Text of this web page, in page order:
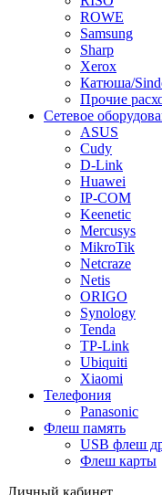
ROWE
Samsung
Sharp
Xerox
Катюша/
Прочие
Сетевое
ASUS
Cudy
D-Link
Huawei
IP-COM
Keenetic
Mercusys
MikroTik
Netcraze
Netis
ORIGO
Synology
Tenda
TP-Link
Ubiquiti
Xiaomi
Телефония
Panasonic
Флеш память
USB флеш
Флеш карты
Личный кабинет